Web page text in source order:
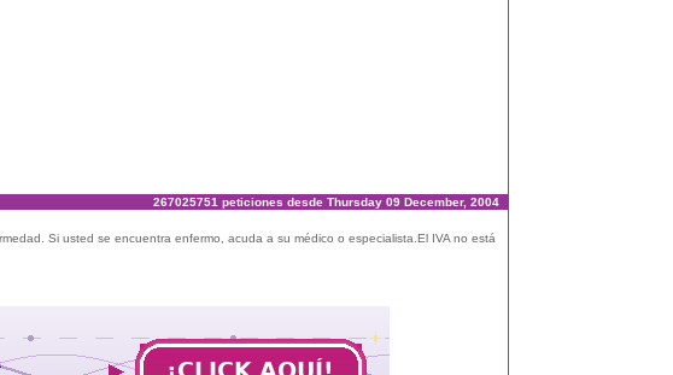
267025751 peticiones desde Thursday 09 December, 2004
Si usted se encuentra enfermo, acuda a su médico o especialista.El IVA no está